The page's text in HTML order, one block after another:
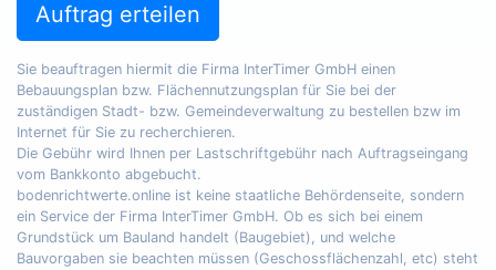
Auftrag erteilen
Sie beauftragen hiermit die Firma InterTimer GmbH einen
Bebauungsplan bzw. Flächennutzungsplan für Sie bei der
zuständigen Stadt- bzw. Gemeindeverwaltung zu bestellen bzw im
Internet für Sie zu recherchieren.
Die Gebühr wird Ihnen per Lastschriftgebühr nach Auftragseingang
vom Bankkonto abgebucht.
bodenrichtwerte.online ist keine staatliche Behördenseite, sondern
ein Service der Firma InterTimer GmbH. Ob es sich bei einem
Grundstück um Bauland handelt (Baugebiet), und welche
Bauvorgaben sie beachten müssen (Geschossflächenzahl, etc) steht